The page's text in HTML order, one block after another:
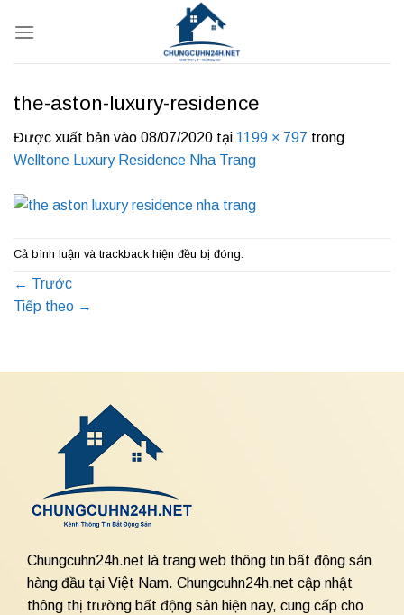
qua
the-aston-luxury-residence
Được xuất bản vào 08/07/2020 tại 1199 × 797 trong
Welltone Luxury Residence Nha Trang
Cả bình luận và trackback hiện đều bị đóng.
← Trước
Tiếp theo →
Chungcuhn24h.net là trang web thông tin bất động sản
hàng đầu tại Việt Nam. Chungcuhn24h.net cập nhật
thông thị trường bất động sản hiện nay, cung cấp cho